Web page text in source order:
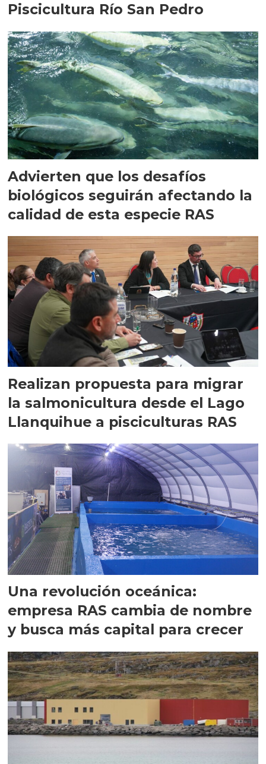
Piscicultura Río San Pedro
Advierten que los desafíos
biológicos seguirán afectando la
calidad de esta especie RAS
Realizan propuesta para migrar
la salmonicultura desde el Lago
Llanquihue a pisciculturas RAS
Una revolución oceánica:
empresa RAS cambia de nombre
y busca más capital para crecer